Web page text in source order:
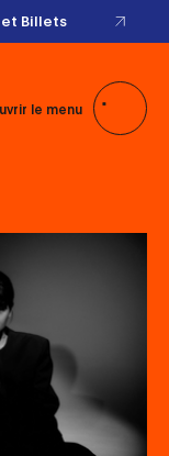
et Billets
le menu